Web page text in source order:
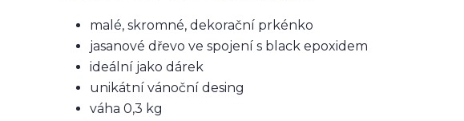
malé, skromné, dekorační prkénko
jasanové dřevo ve spojení s black epoxidem
ideální jako dárek
unikátní vánoční desing
váha 0,3 kg